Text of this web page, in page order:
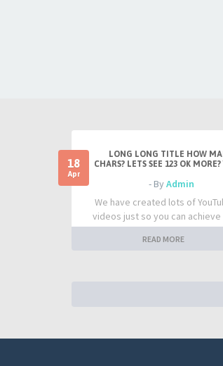
18
Apr
LONG LONG TITLE HOW
CHARS? LETS SEE 123 OK MORE?
- ByAdmin
We have created lots of
videos just so you can achieve
READ MORE